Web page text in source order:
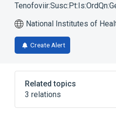
National Institutes of
Create Alert
Related topics
3 relations
Genotype